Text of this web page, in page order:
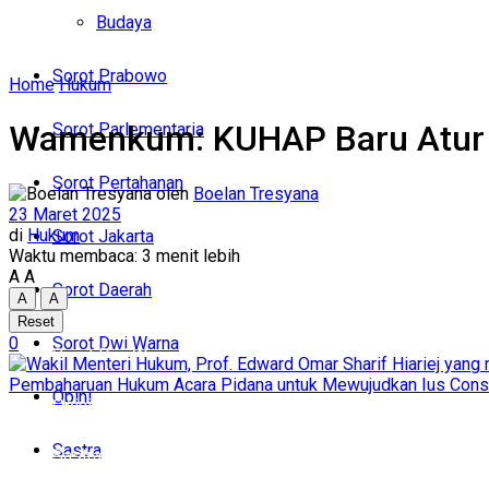
Budaya
Sorot Prabowo
Sorot Parlementaria
Sorot Pertahanan
Sorot Jakarta
Sorot Daerah
Sorot Dwi Warna
Opini
Sastra
Sorot Parlementaria
Sorot Pertahanan
Sorot Jakarta
Sorot Daerah
Sorot Dwi Warna
Opini
Sastra
Home Hukum
Wamenkum: KUHAP Baru
oleh Boelan Tresyana
23 Maret 2025
di Hukum
Waktu membaca: 3 menit lebih
A A
A
A
Reset
0